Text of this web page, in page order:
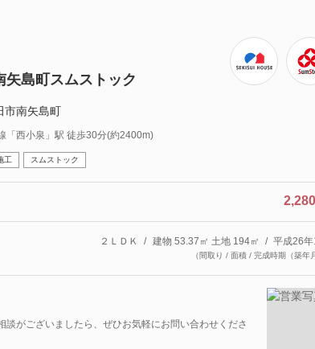
矢島町スムストック
市南矢島町
「西小泉」駅 徒歩30分(約2400m)
工 スムストック
2,280
２ＬＤＫ 建物 53.37㎡ 土地 194㎡ 平成26年
（間取り / 面積 / 完成時期（築年
談がございましたら、ぜひお気軽にお問い合わせくださ